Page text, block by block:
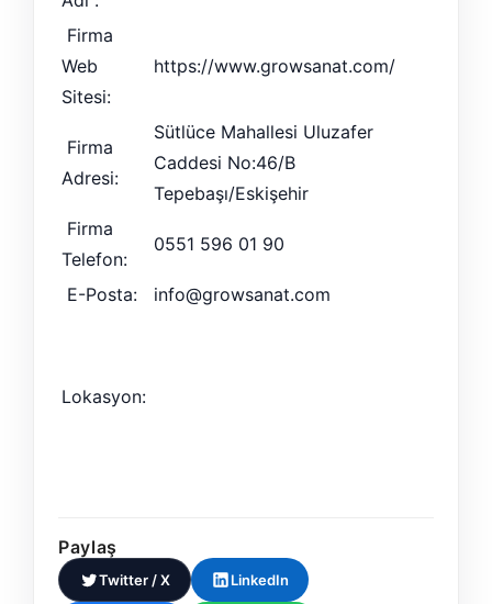
Firma
Web
Sitesi:
https://www.growsanat.com/
Firma
Adresi:
Sütlüce Mahallesi Uluzafer
Caddesi No:46/B
Tepebaşı/Eskişehir
Firma
Telefon:
0551 596 01 90
E-Posta: info@growsanat.com
Lokasyon:
Paylaş
Twitter / X LinkedIn